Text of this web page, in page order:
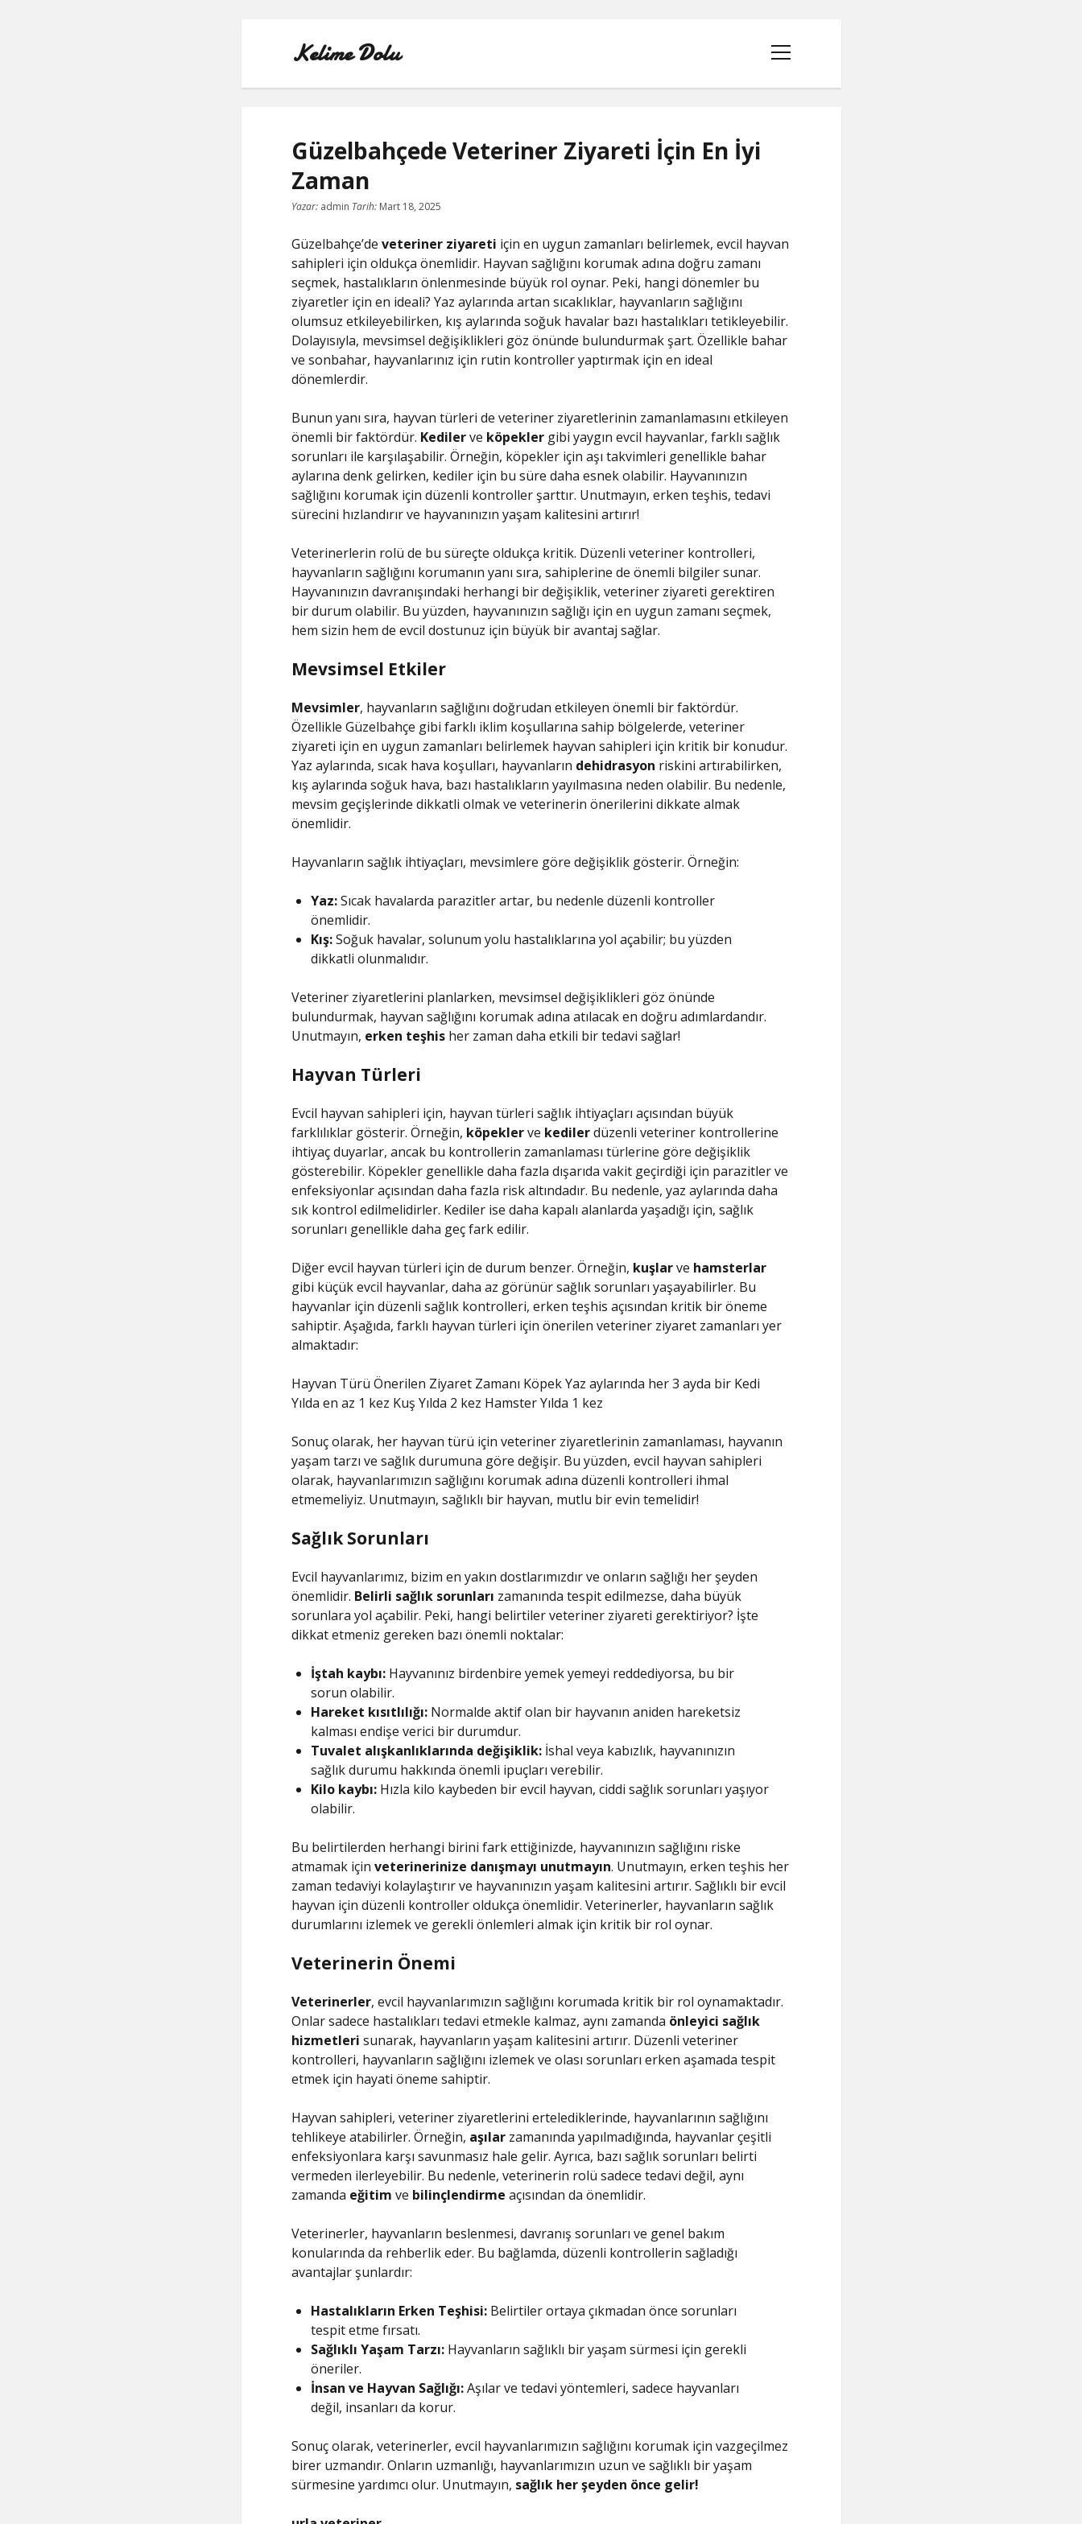
Kelime Dolu
menüyü
aç
INSTAGRAM BOT HESAPLARININ HIKAYEME BAKMASI
SAYFA LISTESI
TWITTER FAVORI KASMA PARASIZ
TWITTER TAKIPÇI HILESI ŞIFRESIZ
Güzelbahçede Veteriner Ziyareti İçin En İyi
Zaman
Yazar:admin Tarih: Mart 18, 2025
Güzelbahçe’de veteriner ziyareti için en uygun zamanları belirlemek, evcil hayvan
sahipleri için oldukça önemlidir. Hayvan sağlığını korumak adına doğru zamanı
seçmek, hastalıkların önlenmesinde büyük rol oynar. Peki, hangi dönemler bu
ziyaretler için en ideali? Yaz aylarında artan sıcaklıklar, hayvanların sağlığını
olumsuz etkileyebilirken, kış aylarında soğuk havalar bazı hastalıkları tetikleyebilir.
Dolayısıyla, mevsimsel değişiklikleri göz önünde bulundurmak şart. Özellikle bahar
ve sonbahar, hayvanlarınız için rutin kontroller yaptırmak için en ideal
dönemlerdir.
Bunun yanı sıra, hayvan türleri de veteriner ziyaretlerinin zamanlamasını etkileyen
önemli bir faktördür. Kedilerve köpeklergibi yaygın evcil hayvanlar, farklı sağlık
sorunları ile karşılaşabilir. Örneğin, köpekler için aşı takvimleri genellikle bahar
aylarına denk gelirken, kediler için bu süre daha esnek olabilir. Hayvanınızın
sağlığını korumak için düzenli kontroller şarttır. Unutmayın, erken teşhis, tedavi
sürecini hızlandırır ve hayvanınızın yaşam kalitesini artırır!
Veterinerlerin rolü de bu süreçte oldukça kritik. Düzenli veteriner kontrolleri,
hayvanların sağlığını korumanın yanı sıra, sahiplerine de önemli bilgiler sunar.
Hayvanınızın davranışındaki herhangi bir değişiklik, veteriner ziyareti gerektiren
bir durum olabilir. Bu yüzden, hayvanınızın sağlığı için en uygun zamanı seçmek,
hem sizin hem de evcil dostunuz için büyük bir avantaj sağlar.
Mevsimsel Etkiler
Mevsimler, hayvanların sağlığını doğrudan etkileyen önemli bir faktördür.
Özellikle Güzelbahçe gibi farklı iklim koşullarına sahip bölgelerde, veteriner
ziyareti için en uygun zamanları belirlemek hayvan sahipleri için kritik bir konudur.
Yaz aylarında, sıcak hava koşulları, hayvanların dehidrasyon riskini artırabilirken,
kış aylarında soğuk hava, bazı hastalıkların yayılmasına neden olabilir. Bu nedenle,
mevsim geçişlerinde dikkatli olmak ve veterinerin önerilerini dikkate almak
önemlidir.
Hayvanların sağlık ihtiyaçları, mevsimlere göre değişiklik gösterir. Örneğin:
Yaz:Sıcak havalarda parazitler artar, bu nedenle düzenli kontroller
önemlidir.
Kış:Soğuk havalar, solunum yolu hastalıklarına yol açabilir; bu yüzden
dikkatli olunmalıdır.
Veteriner ziyaretlerini planlarken, mevsimsel değişiklikleri göz önünde
bulundurmak, hayvan sağlığını korumak adına atılacak en doğru adımlardandır.
Unutmayın, erken teşhisher zaman daha etkili bir tedavi sağlar!
Hayvan Türleri
Evcil hayvan sahipleri için, hayvan türleri sağlık ihtiyaçları açısından büyük
farklılıklar gösterir. Örneğin, köpeklerve kedilerdüzenli veteriner kontrollerine
ihtiyaç duyarlar, ancak bu kontrollerin zamanlaması türlerine göre değişiklik
gösterebilir. Köpekler genellikle daha fazla dışarıda vakit geçirdiği için parazitler ve
enfeksiyonlar açısından daha fazla risk altındadır. Bu nedenle, yaz aylarında daha
sık kontrol edilmelidirler. Kediler ise daha kapalı alanlarda yaşadığı için, sağlık
sorunları genellikle daha geç fark edilir.
Diğer evcil hayvan türleri için de durum benzer. Örneğin, kuşlarve hamsterlar
gibi küçük evcil hayvanlar, daha az görünür sağlık sorunları yaşayabilirler. Bu
hayvanlar için düzenli sağlık kontrolleri, erken teşhis açısından kritik bir öneme
sahiptir. Aşağıda, farklı hayvan türleri için önerilen veteriner ziyaret zamanları yer
almaktadır:
Hayvan Türü Önerilen Ziyaret Zamanı Köpek Yaz aylarında her 3 ayda bir Kedi
Yılda en az 1 kez Kuş Yılda 2 kez Hamster Yılda 1 kez
Sonuç olarak, her hayvan türü için veteriner ziyaretlerinin zamanlaması, hayvanın
yaşam tarzı ve sağlık durumuna göre değişir. Bu yüzden, evcil hayvan sahipleri
olarak, hayvanlarımızın sağlığını korumak adına düzenli kontrolleri ihmal
etmemeliyiz. Unutmayın, sağlıklı bir hayvan, mutlu bir evin temelidir!
Sağlık Sorunları
Evcil hayvanlarımız, bizim en yakın dostlarımızdır ve onların sağlığı her şeyden
önemlidir. Belirli sağlık sorunları zamanında tespit edilmezse, daha büyük
sorunlara yol açabilir. Peki, hangi belirtiler veteriner ziyareti gerektiriyor? İşte
dikkat etmeniz gereken bazı önemli noktalar:
İştah kaybı:Hayvanınız birdenbire yemek yemeyi reddediyorsa, bu bir
sorun olabilir.
Hareket kısıtlılığı:Normalde aktif olan bir hayvanın aniden hareketsiz
kalması endişe verici bir durumdur.
Tuvalet alışkanlıklarında değişiklik:İshal veya kabızlık, hayvanınızın
sağlık durumu hakkında önemli ipuçları verebilir.
Kilo kaybı:Hızla kilo kaybeden bir evcil hayvan, ciddi sağlık sorunları yaşıyor
olabilir.
Bu belirtilerden herhangi birini fark ettiğinizde, hayvanınızın sağlığını riske
atmamak için veterinerinize danışmayı unutmayın. Unutmayın, erken teşhis her
zaman tedaviyi kolaylaştırır ve hayvanınızın yaşam kalitesini artırır. Sağlıklı bir evcil
hayvan için düzenli kontroller oldukça önemlidir. Veterinerler, hayvanların sağlık
durumlarını izlemek ve gerekli önlemleri almak için kritik bir rol oynar.
Veterinerin Önemi
Veterinerler, evcil hayvanlarımızın sağlığını korumada kritik bir rol oynamaktadır.
Onlar sadece hastalıkları tedavi etmekle kalmaz, aynı zamanda önleyici sağlık
hizmetleri sunarak, hayvanların yaşam kalitesini artırır. Düzenli veteriner
kontrolleri, hayvanların sağlığını izlemek ve olası sorunları erken aşamada tespit
etmek için hayati öneme sahiptir.
Hayvan sahipleri, veteriner ziyaretlerini ertelediklerinde, hayvanlarının sağlığını
tehlikeye atabilirler. Örneğin, aşılarzamanında yapılmadığında, hayvanlar çeşitli
enfeksiyonlara karşı savunmasız hale gelir. Ayrıca, bazı sağlık sorunları belirti
vermeden ilerleyebilir. Bu nedenle, veterinerin rolü sadece tedavi değil, aynı
zamanda eğitim ve bilinçlendirme açısından da önemlidir.
Veterinerler, hayvanların beslenmesi, davranış sorunları ve genel bakım
konularında da rehberlik eder. Bu bağlamda, düzenli kontrollerin sağladığı
avantajlar şunlardır:
Hastalıkların Erken Teşhisi:Belirtiler ortaya çıkmadan önce sorunları
tespit etme fırsatı.
Sağlıklı Yaşam Tarzı:Hayvanların sağlıklı bir yaşam sürmesi için gerekli
öneriler.
İnsan ve Hayvan Sağlığı:Aşılar ve tedavi yöntemleri, sadece hayvanları
değil, insanları da korur.
Sonuç olarak, veterinerler, evcil hayvanlarımızın sağlığını korumak için vazgeçilmez
birer uzmandır. Onların uzmanlığı, hayvanlarımızın uzun ve sağlıklı bir yaşam
sürmesine yardımcı olur. Unutmayın, sağlık her şeyden önce gelir!